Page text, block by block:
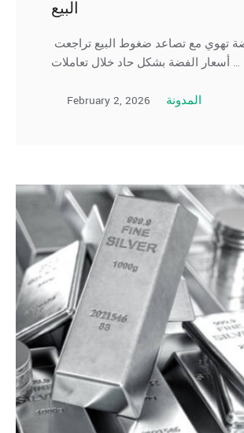
البيع
أسعار الفضة بشكل حاد خلال تعاملات …
February 2, 2026 المدونة